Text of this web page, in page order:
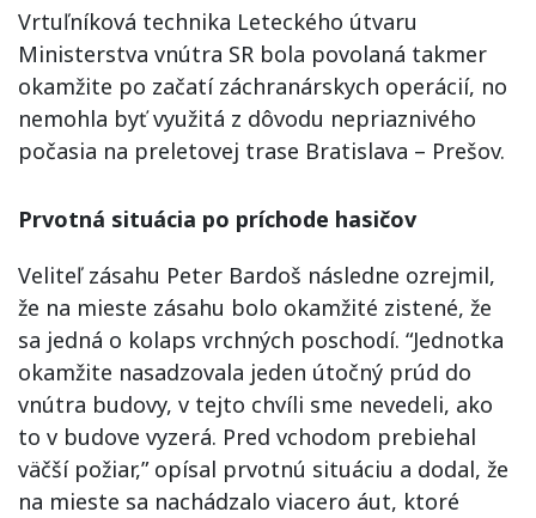
Vrtuľníková technika Leteckého útvaru
Ministerstva vnútra SR bola povolaná takmer
okamžite po začatí záchranárskych operácií, no
nemohla byť využitá z dôvodu nepriaznivého
počasia na preletovej trase Bratislava – Prešov.
Prvotná situácia po príchode hasičov
Veliteľ zásahu Peter Bardoš následne ozrejmil,
že na mieste zásahu bolo okamžité zistené, že
sa jedná o kolaps vrchných poschodí. “Jednotka
okamžite nasadzovala jeden útočný prúd do
vnútra budovy, v tejto chvíli sme nevedeli, ako
to v budove vyzerá. Pred vchodom prebiehal
väčší požiar,” opísal prvotnú situáciu a dodal, že
na mieste sa nachádzalo viacero áut, ktoré